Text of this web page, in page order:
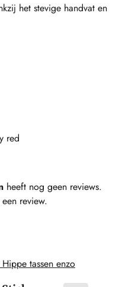
het stevige handvat en
red
heeft nog geen reviews.
review.
tassen enzo